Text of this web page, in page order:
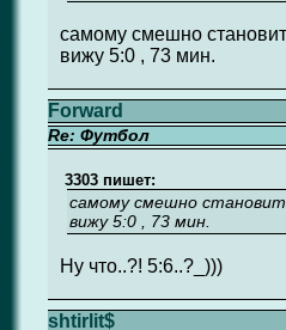
самому смешно
вижу 5:0 , 73 мин.
Forward
Re: Футбол
3303 пишет:
самому смешно
вижу 5:0 , 73 мин.
Ну что..?! 5:6..?_)))
shtirlit$